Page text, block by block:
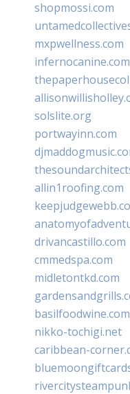
shopmossi.com
mxpwellness.com
infernocanine.com
solslite.org
portwayinn.com
allin1roofing.com
drivancastillo.com
cmmedspa.com
midletontkd.com
basilfoodwine.com
nikko-tochigi.net
caribbean-